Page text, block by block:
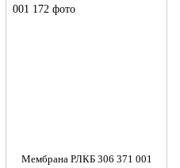
Мембрана РЛКБ 306 371 001